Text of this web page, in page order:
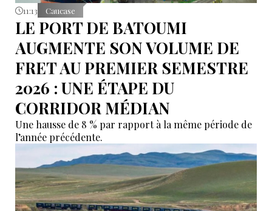
11:13 Caucase
LE PORT DE BATOUMI
AUGMENTE SON VOLUME DE
FRET AU PREMIER SEMESTRE
2026 : UNE ÉTAPE DU
CORRIDOR MÉDIAN
Une hausse de 8 % par rapport à la même période de
l’année précédente.